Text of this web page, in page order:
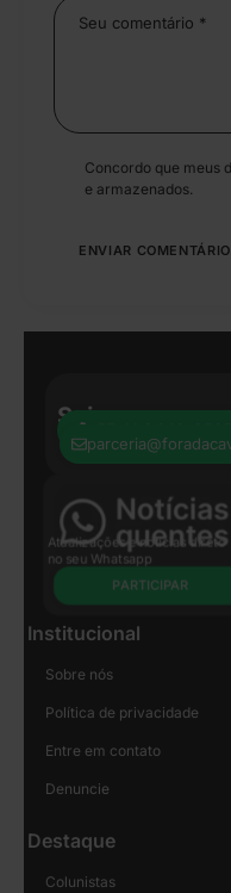
Concordo que meus
e armazenados.
Seja nosso
Atualizações e notícias direto
no seu Whatsapp
PARTICIPAR
Institucional
Sobre nós
Política de privacidade
Entre em contato
Denuncie
Destaque
Colunistas